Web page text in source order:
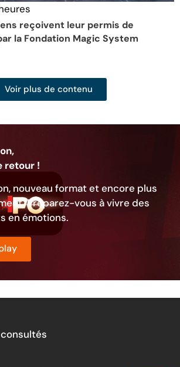
reçoivent leur permis de
la Fondation Magic System
Voir plus de contenu
retour !
nouveau format et encore plus
Préparez-vous à vivre des
en émotions.